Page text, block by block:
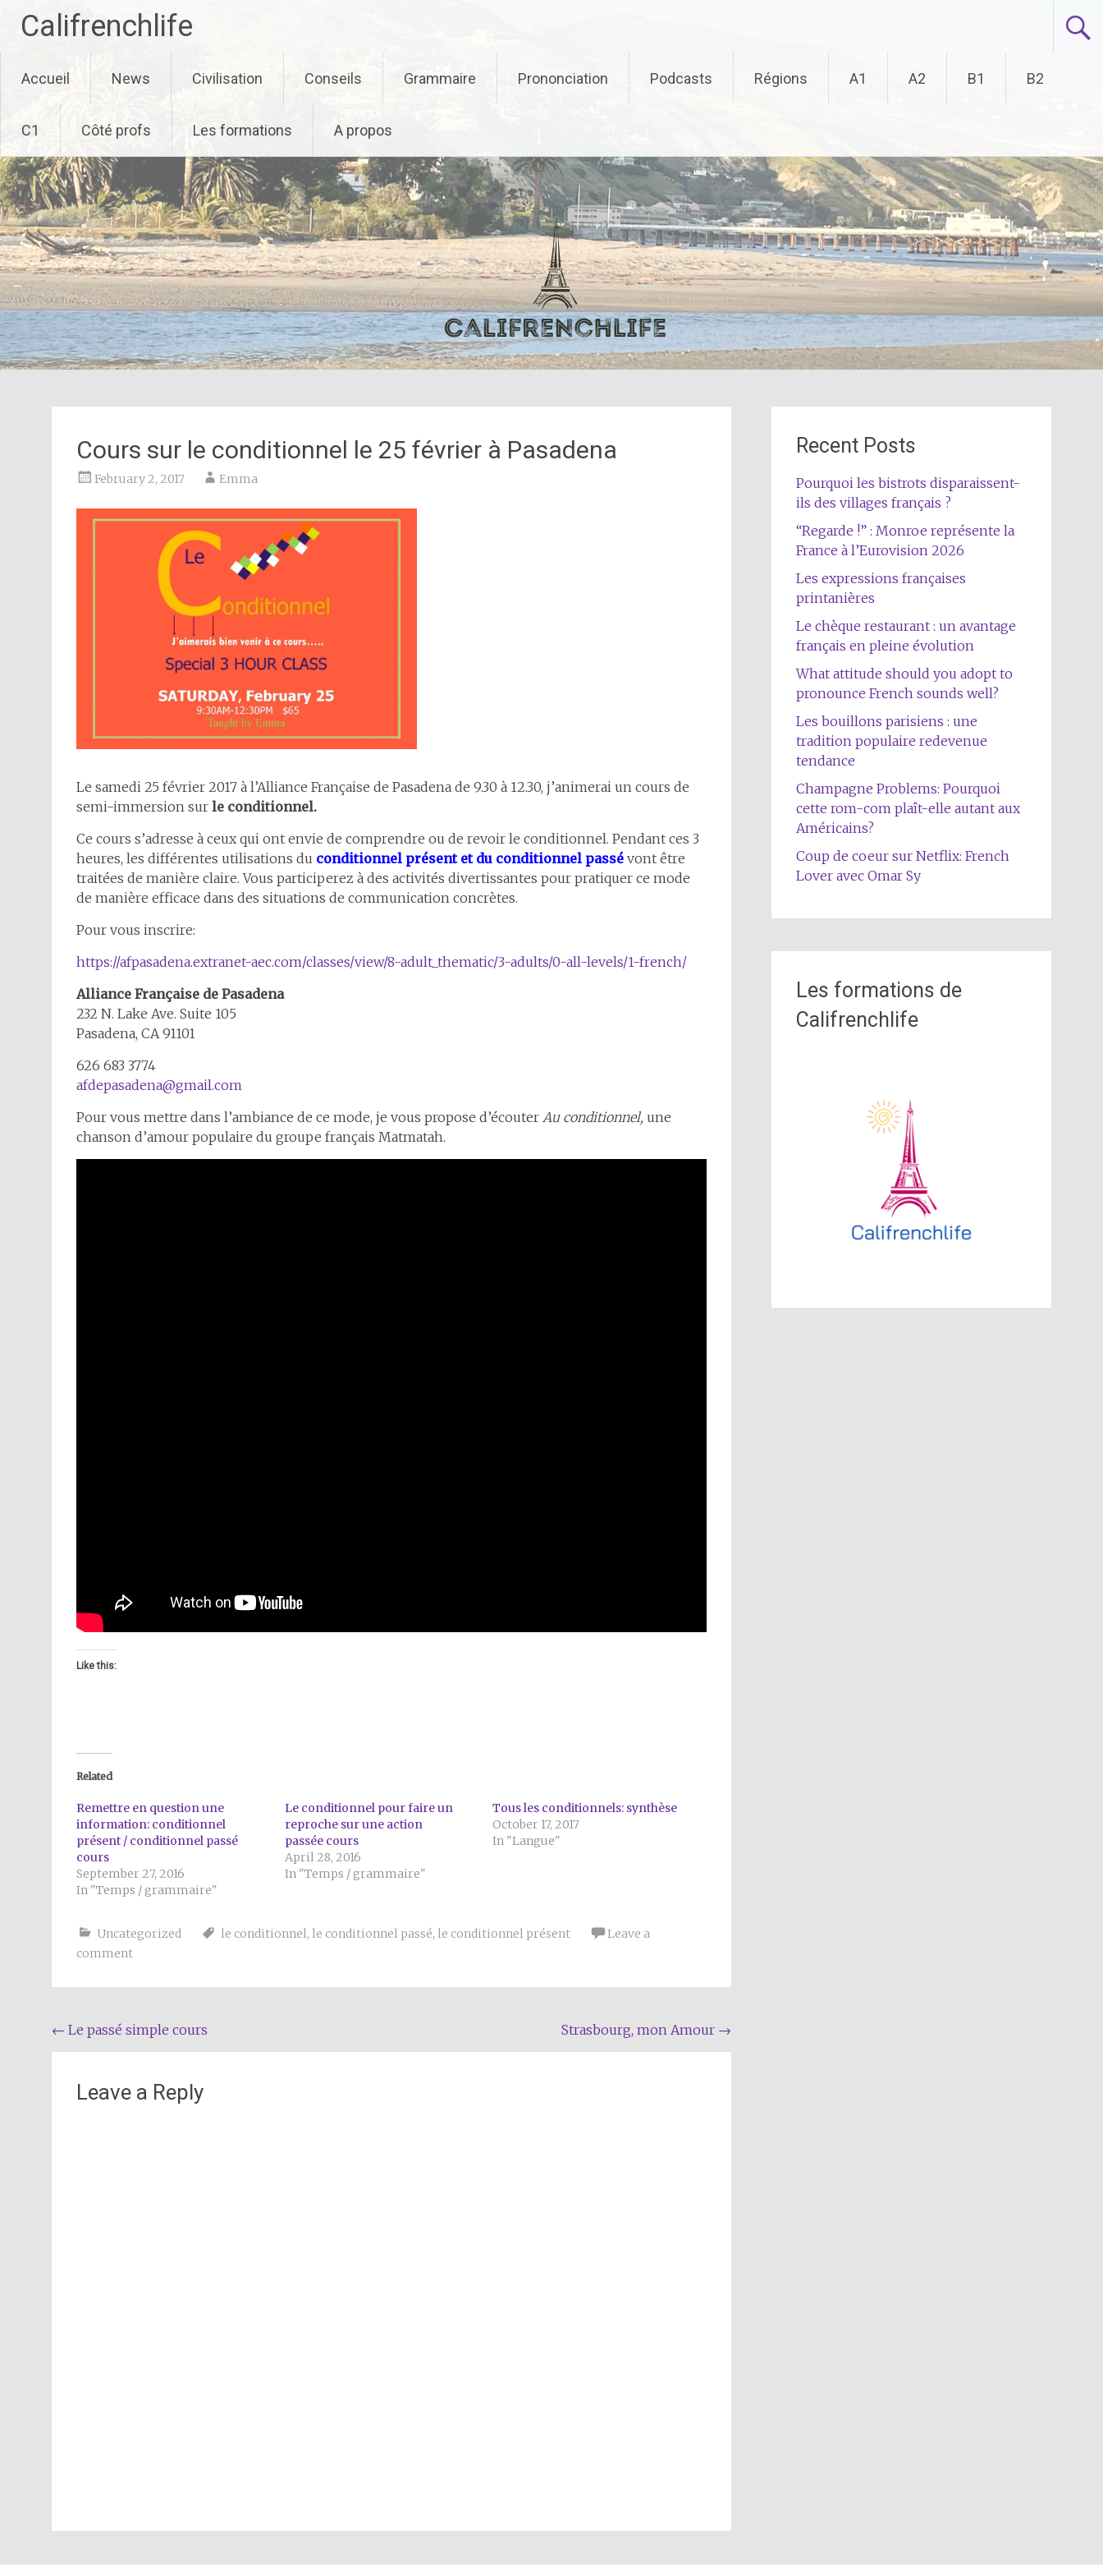
Califrenchlife
to
content
Accueil News Civilisation Conseils Grammaire Prononciation Podcasts Régions A1 A2 B1 B2
C1 Côté profs Les formations A propos
Cours sur le conditionnel le 25 février à Pasadena
February 2, 2017 Emma
Le samedi 25 février 2017 à l’Alliance Française de Pasadena de 9.30 à 12.30, j’animerai un cours de
semi-immersion sur le conditionnel.
Ce cours s’adresse à ceux qui ont envie de comprendre ou de revoir le conditionnel. Pendant ces 3
heures, les différentes utilisations du conditionnel présent et du conditionnel passé vont être
traitées de manière claire. Vous participerez à des activités divertissantes pour pratiquer ce mode
de manière efficace dans des situations de communication concrètes.
Pour vous inscrire:
https://afpasadena.extranet-aec.com/classes/view/8-adult_thematic/3-adults/0-all-levels/1-french/
Alliance Française de Pasadena
232 N. Lake Ave. Suite 105
Pasadena, CA 91101
626 683 3774
afdepasadena@gmail.com
Pour vous mettre dans l’ambiance de ce mode, je vous propose d’écouter Au conditionnel, une
chanson d’amour populaire du groupe français Matmatah.
Like this:
Related
Remettre en question une
information: conditionnel
présent / conditionnel passé
cours
September 27, 2016
In "Temps / grammaire"
Le conditionnel pour faire un
reproche sur une action
passée cours
April 28, 2016
In "Temps / grammaire"
Tous les conditionnels: synthèse
October 17, 2017
In "Langue"
Uncategorized le conditionnel, le conditionnel passé, le conditionnel présent
Leave a
comment
Post
navigation
← Le passé simple cours Strasbourg, mon Amour →
Leave a Reply
Recent Posts
Pourquoi les bistrots disparaissent-
ils des villages français ?
“Regarde !” : Monroe représente la
France à l’Eurovision 2026
Les expressions françaises
printanières
Le chèque restaurant : un avantage
français en pleine évolution
What attitude should you adopt to
pronounce French sounds well?
Les bouillons parisiens : une
tradition populaire redevenue
tendance
Champagne Problems: Pourquoi
cette rom-com plaît-elle autant aux
Américains?
Coup de coeur sur Netflix: French
Lover avec Omar Sy
Les formations de
Califrenchlife